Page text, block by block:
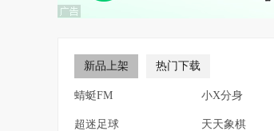
新品上架 热门下载
蜻蜓FM 小X分身
超迷足球 天天象棋